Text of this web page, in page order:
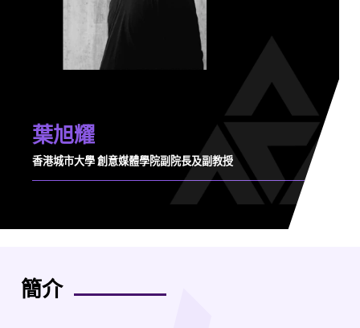
葉旭耀
香港城市大學 創意媒體學院副院長及副教授
簡介